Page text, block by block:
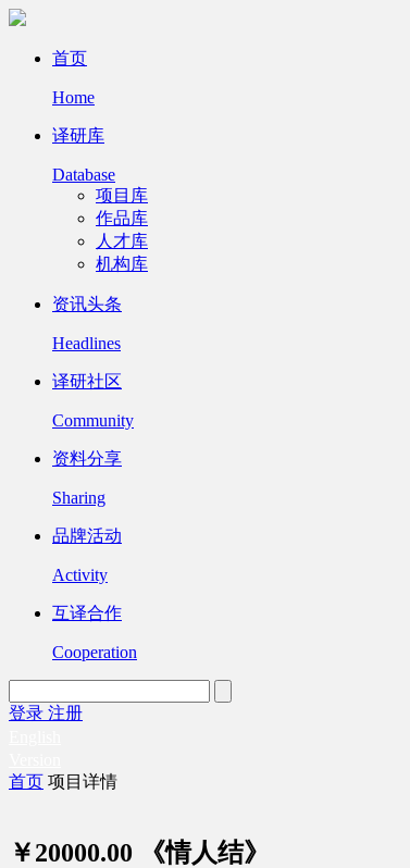
首页
Home
译研库
Database
项目库
作品库
人才库
机构库
资讯头条
Headlines
译研社区
Community
资料分享
Sharing
品牌活动
Activity
互译合作
Cooperation
登录 注册
首页 项目详情
￥20000.00 《情人结》